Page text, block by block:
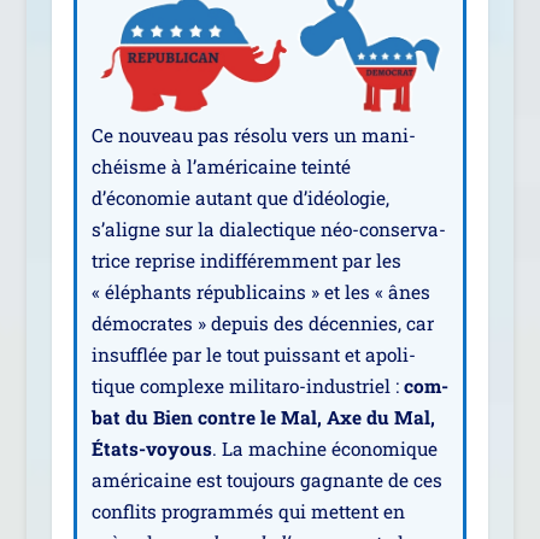
Ce nou­veau pas réso­lu vers un mani­
chéisme à l’américaine tein­té
d’économie autant que d’idéologie,
s’aligne sur la dia­lec­tique néo-conser­va­
trice reprise indif­fé­rem­ment par les
« élé­phants répu­bli­cains » et les « ânes
démo­crates » depuis des décen­nies, car
insuf­flée par le tout puis­sant et apo­li­
tique com­plexe mili­ta­ro-indus­triel : com­
bat du Bien contre le Mal, Axe du Mal,
États-voyous. La machine éco­no­mique
amé­ri­caine est tou­jours gagnante de ces
conflits pro­gram­més qui mettent en